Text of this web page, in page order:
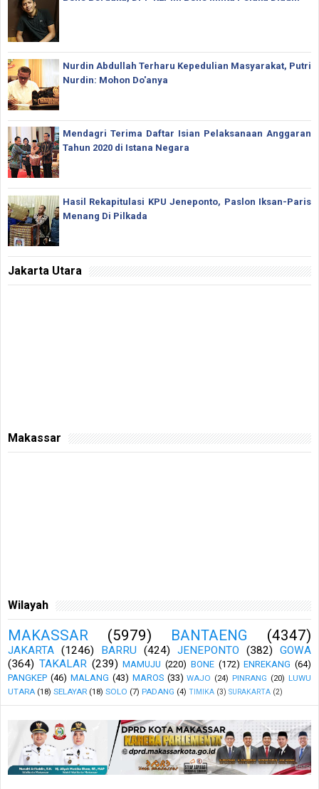
Nurdin Abdullah Terharu Kepedulian Masyarakat, Putri
Nurdin: Mohon Do'anya
Mendagri Terima Daftar Isian Pelaksanaan Anggaran
Tahun 2020 di Istana Negara
Hasil Rekapitulasi KPU Jeneponto, Paslon Iksan-Paris
Menang Di Pilkada
Jakarta Utara
Makassar
Wilayah
MAKASSAR (5979) BANTAENG (4347)
JAKARTA (1246) BARRU (424) JENEPONTO (382)
GOWA
(364) TAKALAR (239) MAMUJU (220) BONE (172) ENREKANG (64)
PANGKEP (46) MALANG (43) MAROS (33) WAJO (24) PINRANG (20) LUWU
UTARA (18) SELAYAR (18) SOLO (7) PADANG (4) TIMIKA (3) SURAKARTA (2)